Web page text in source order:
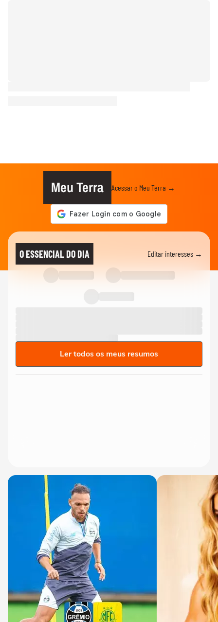
Meu Terra Acessar o Meu Terra →
O ESSENCIAL DO DIA Editar interesses →
Ler todos os meus resumos